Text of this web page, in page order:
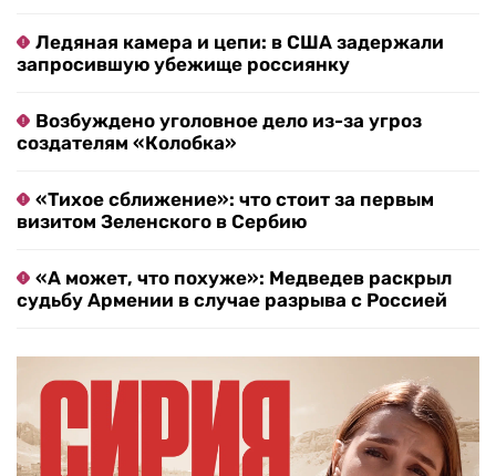
Ледяная камера и цепи: в США задержали
запросившую убежище россиянку
Возбуждено уголовное дело из-за угроз
создателям «Колобка»
«Тихое сближение»: что стоит за первым
визитом Зеленского в Сербию
«А может, что похуже»: Медведев раскрыл
судьбу Армении в случае разрыва с Россией